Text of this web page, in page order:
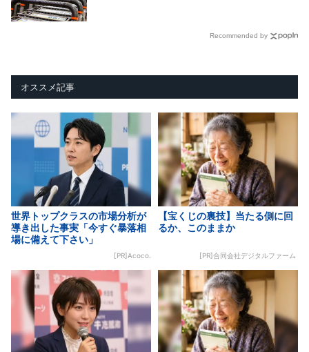
Recommended by
オススメ記事
世界トップクラスの市場分析が
導き出した事実「今すぐ暴落相
場に備えて下さい」
[PR]Acoco.
【宝くじの裏技】当たる側に回
るか、このままか
[PR]合同会社デジタルファーム